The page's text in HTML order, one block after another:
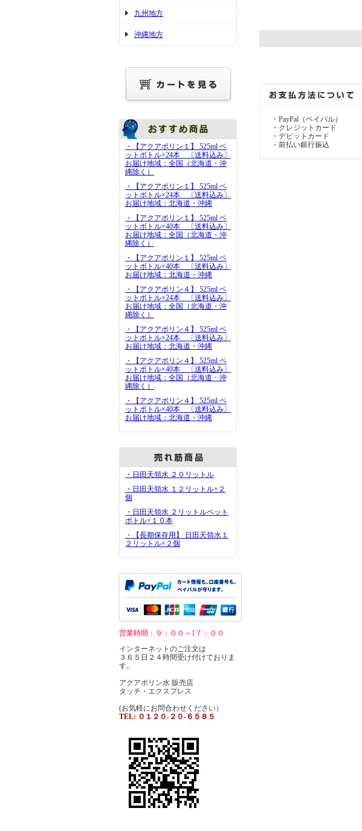
九州地方
沖縄地方
・【アクアポリン１】 525ml ペ
ットボトル×24本 〔送料込み〕
お届け地域：全国（北海道・沖
縄除く）
・【アクアポリン１】 525ml ペ
ットボトル×24本 〔送料込み〕
お届け地域：北海道・沖縄
・【アクアポリン１】 525ml ペ
ットボトル×40本 〔送料込み〕
お届け地域：全国（北海道・沖
縄除く）
・【アクアポリン１】 525ml ペ
ットボトル×40本 〔送料込み〕
お届け地域：北海道・沖縄
・【アクアポリン４】 525ml ペ
ットボトル×24本 〔送料込み〕
お届け地域：全国（北海道・沖
縄除く）
・【アクアポリン４】 525ml ペ
ットボトル×24本 〔送料込み〕
お届け地域：北海道・沖縄
・【アクアポリン４】 525ml ペ
ットボトル×40本 〔送料込み〕
お届け地域：全国（北海道・沖
縄除く）
・【アクアポリン４】 525ml ペ
ットボトル×40本 〔送料込み〕
お届け地域：北海道・沖縄
・日田天領水 ２０リットル
・日田天領水 １２リットル×２
個
・日田天領水 ２リットルペット
ボトル×１０本
・【長期保存用】 日田天領水１
２リットル×２個
営業時間：９：００～1７：００
インターネットのご注文は
３６５日２４時間受け付けておりま
す。
アクアポリン水 販売店
タッチ・エクスプレス
(お気軽にお問合わせください）
TEL: ０１２０-２０-６５８５
・PayPal（ペイパル）
・クレジットカード
・デビットカード
・前払い銀行振込